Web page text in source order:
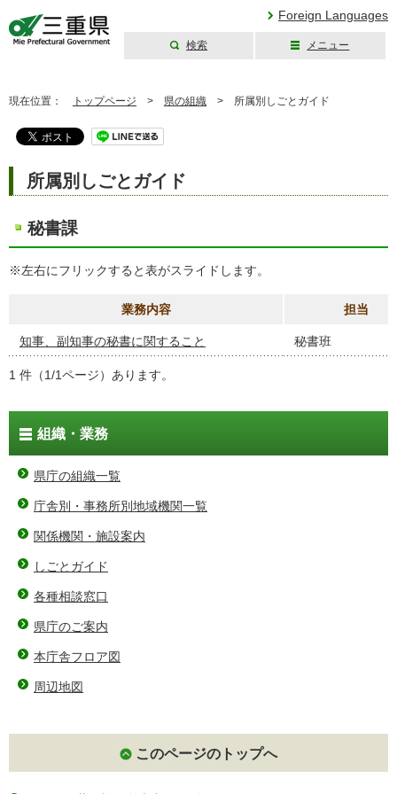
Foreign Languages
検索 メニュー
現在位置： トップページ > 県の組織 > 所属別しごとガイド
所属別しごとガイド
秘書課
※左右にフリックすると表がスライドします。
業務内容 担当
知事、副知事の秘書に関すること 秘書班
1 件（1/1ページ）あります。
組織・業務
県庁の組織一覧
庁舎別・事務所別地域機関一覧
関係機関・施設案内
しごとガイド
各種相談窓口
県庁のご案内
本庁舎フロア図
周辺地図
このページのトップへ